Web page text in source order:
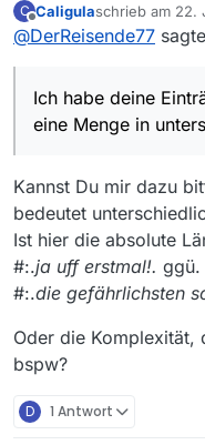
Ich
und
Der
kann
regexp
und da
Länge
C
Offline
Caligulaschrieb am 22.
zuletzt editiert
@DerReisende77
Ich habe deine
eine Menge in
Kannst Du mir dazu
bedeutet
Ist hier die absolute
#:.ja uff erstmal!. ggü.
#:.die gefährlichsten
Oder die Komplexität,
bspw?
D 1 Antwort